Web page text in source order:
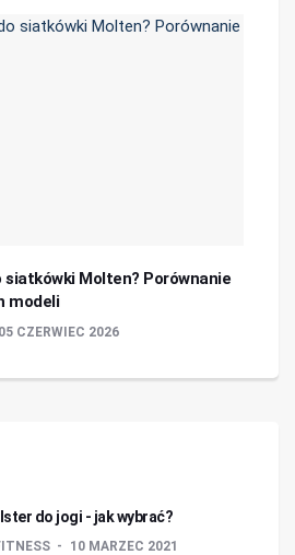
siatkówki Molten? Porównanie
modeli
05 CZERWIEC 2026
do jogi - jak wybrać?
10 MARZEC 2021